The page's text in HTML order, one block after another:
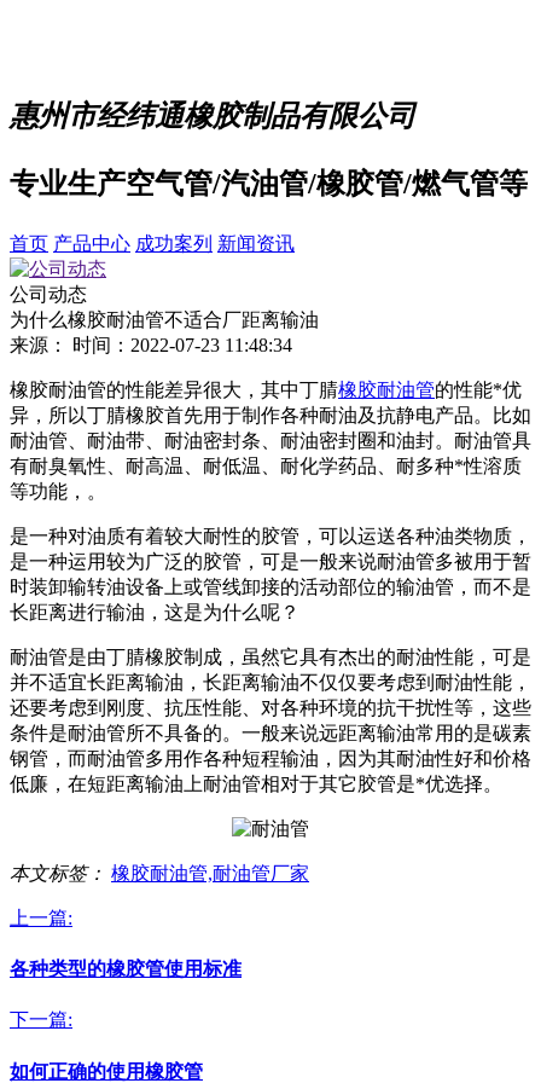
惠州市经纬通橡胶制品有限公司
专业生产空气管/汽油管/橡胶管/燃气管等
首页 产品中心 成功案列 新闻资讯
公司动态
为什么橡胶耐油管不适合厂距离输油
来源： 时间：2022-07-23 11:48:34
橡胶耐油管的性能差异很大，其中丁腈橡胶耐油管的性能*优
异，所以丁腈橡胶首先用于制作各种耐油及抗静电产品。比如
耐油管、耐油带、耐油密封条、耐油密封圈和油封。耐油管具
有耐臭氧性、耐高温、耐低温、耐化学药品、耐多种*性溶质
等功能，。
是一种对油质有着较大耐性的胶管，可以运送各种油类物质，
是一种运用较为广泛的胶管，可是一般来说耐油管多被用于暂
时装卸输转油设备上或管线卸接的活动部位的输油管，而不是
长距离进行输油，这是为什么呢？
耐油管是由丁腈橡胶制成，虽然它具有杰出的耐油性能，可是
并不适宜长距离输油，长距离输油不仅仅要考虑到耐油性能，
还要考虑到刚度、抗压性能、对各种环境的抗干扰性等，这些
条件是耐油管所不具备的。一般来说远距离输油常用的是碳素
钢管，而耐油管多用作各种短程输油，因为其耐油性好和价格
低廉，在短距离输油上耐油管相对于其它胶管是*优选择。
本文标签： 橡胶耐油管,耐油管厂家
上一篇:
各种类型的橡胶管使用标准
下一篇:
如何正确的使用橡胶管